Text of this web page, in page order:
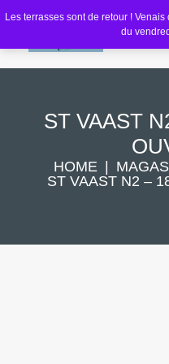
Les terrasses sont de retour !
du
ST VAAST
HOME
ST VAAST N2 –